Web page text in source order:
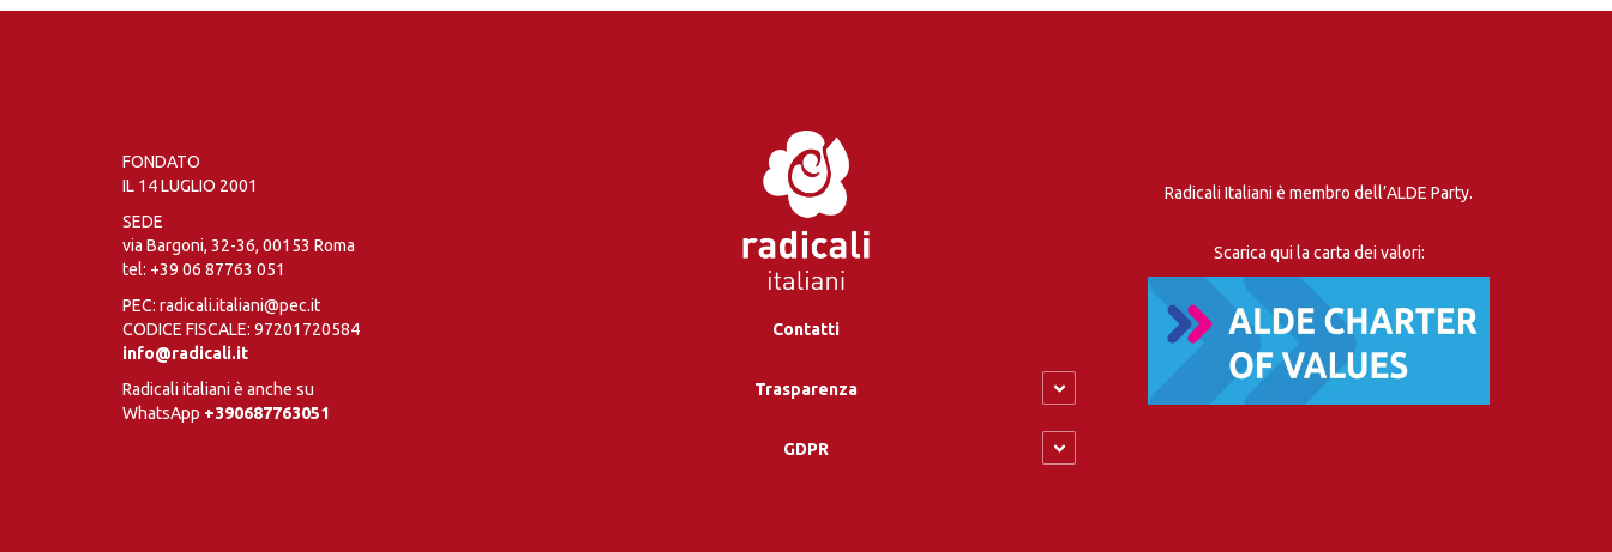
FONDATO
IL 14 LUGLIO 2001
SEDE
via Bargoni, 32-36, 00153 Roma
tel: +39 06 87763 051
PEC: radicali.italiani@pec.it
CODICE FISCALE: 97201720584
info@radicali.it
Radicali italiani è anche su
WhatsApp +390687763051
Contatti
Trasparenza
GDPR
Radicali Italiani è membro dell’ALDE Party.
Scarica qui la carta dei valori: